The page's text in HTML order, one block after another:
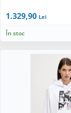
1.329,90 Lei
În stoc